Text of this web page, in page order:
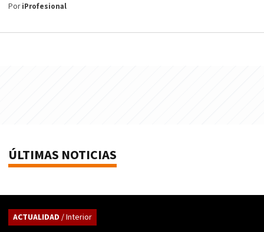
PoriProfesional
ÚLTIMAS NOTICIAS
ACTUALIDAD / Interior